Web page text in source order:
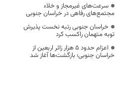
سرعت‌های غیرمجاز و خلاء
مجتمع‌های رفاهی در خراسان جنوبی
خراسان جنوبی رتبه نخست پذیرش
توبه متهمان راکسب کرد
اعزام حدود 5 هزار زائر اربعین از
خراسان جنوبی؛ بازگشت‌ها آغاز شد